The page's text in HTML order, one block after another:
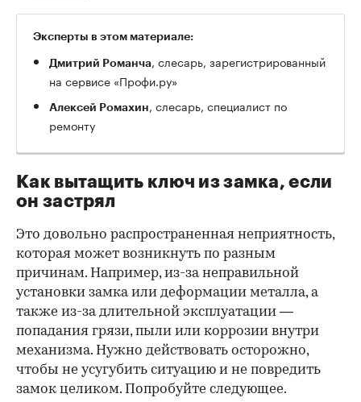
Эксперты в этом материале:
Дмитрий Романча, слесарь, зарегистрированный
на сервисе «Профи.ру»
Алексей Ромахин, слесарь, специалист по
ремонту
Как вытащить ключ из замка, если
он застрял
Это довольно распространенная неприятность,
которая может возникнуть по разным
причинам. Например, из-за неправильной
установки замка или деформации металла, а
также из-за длительной эксплуатации —
попадания грязи, пыли или коррозии внутри
механизма. Нужно действовать осторожно,
чтобы не усугубить ситуацию и не повредить
замок целиком. Попробуйте следующее.